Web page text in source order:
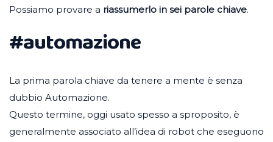
Possiamo provare a riassumerlo in sei parole chiave.
#automazione
La prima parola chiave da tenere a mente è senza
dubbio Automazione.
Questo termine, oggi usato spesso a sproposito, è
generalmente associato all’idea di robot che eseguono